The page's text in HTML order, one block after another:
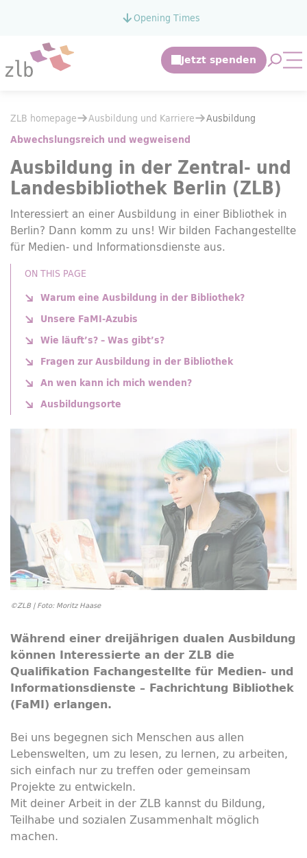
Opening Times
Open
Ausbildung und Karriere
Ausbildung
You are here:
ZLB homepage Ausbildung und Karriere Ausbildung
Abwechslungsreich und wegweisend
Ausbildung in der Zentral- und
Landesbibliothek Berlin (ZLB)
Interessiert an einer Ausbildung in einer Bibliothek in
Berlin? Dann komm zu uns! Wir bilden Fachangestellte
für Medien- und Informationsdienste aus.
ON THIS PAGE
Warum eine Ausbildung in der Bibliothek?
Unsere FaMI-Azubis
Wie läuft’s? – Was gibt’s?
Fragen zur Ausbildung in der Bibliothek
An wen kann ich mich wenden?
Ausbildungsorte
©ZLB | Foto: Moritz Haase
Während einer dreijährigen dualen Ausbildung
können Interessierte an der ZLB die
Qualifikation Fachangestellte für Medien- und
Informationsdienste – Fachrichtung Bibliothek
(FaMI) erlangen.
Bei uns begegnen sich Menschen aus allen
Lebenswelten, um zu lesen, zu lernen, zu arbeiten,
sich einfach nur zu treffen oder gemeinsam
Projekte zu entwickeln.
Mit deiner Arbeit in der ZLB kannst du Bildung,
Teilhabe und sozialen Zusammenhalt möglich
machen.